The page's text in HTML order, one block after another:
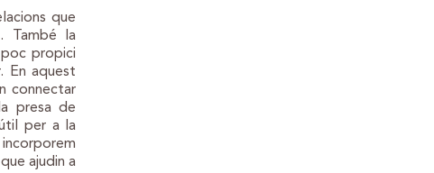
que
També la
propici
En aquest
connectar
presa de
per a la
ajudin a